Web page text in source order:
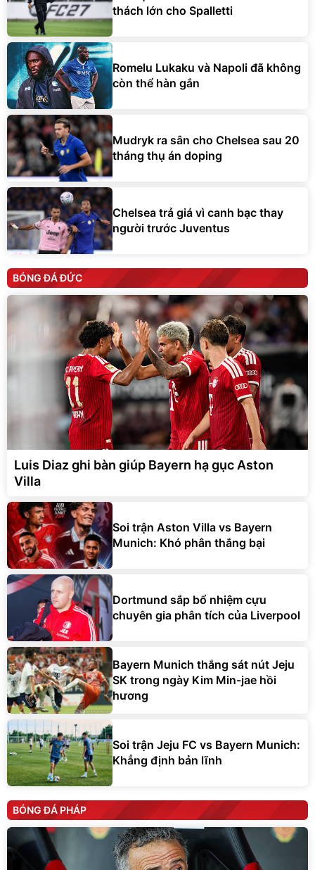
thách lớn cho Spalletti
Romelu Lukaku và Napoli đã không
còn thể hàn gắn
Mudryk ra sân cho Chelsea sau 20
tháng thụ án doping
Chelsea trả giá vì canh bạc thay
người trước Juventus
BÓNG ĐÁ ĐỨC
Luis Diaz ghi bàn giúp Bayern hạ gục Aston
Villa
Soi trận Aston Villa vs Bayern
Munich: Khó phân thắng bại
Dortmund sắp bổ nhiệm cựu
chuyên gia phân tích của Liverpool
Bayern Munich thắng sát nút Jeju
SK trong ngày Kim Min-jae hồi
hương
Soi trận Jeju FC vs Bayern Munich:
Khẳng định bản lĩnh
BÓNG ĐÁ PHÁP